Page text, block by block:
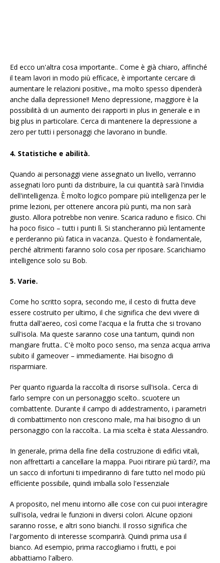
Ed ecco un'altra cosa importante.. Come è già chiaro, affinché
il team lavori in modo più efficace, è importante cercare di
aumentare le relazioni positive., ma molto spesso dipenderà
anche dalla depressione!! Meno depressione, maggiore è la
possibilità di un aumento dei rapporti in plus in generale e in
big plus in particolare. Cerca di mantenere la depressione a
zero per tutti i personaggi che lavorano in bundle.
4. Statistiche e abilità.
Quando ai personaggi viene assegnato un livello, verranno
assegnati loro punti da distribuire, la cui quantità sarà l'invidia
dell'intelligenza. È molto logico pompare più intelligenza per le
prime lezioni, per ottenere ancora più punti, ma non sarà
giusto. Allora potrebbe non venire. Scarica raduno e fisico. Chi
ha poco fisico – tutti i punti lì. Si stancheranno più lentamente
e perderanno più fatica in vacanza.. Questo è fondamentale,
perché altrimenti faranno solo cosa per riposare. Scarichiamo
intelligence solo su Bob.
5. Varie.
Come ho scritto sopra, secondo me, il cesto di frutta deve
essere costruito per ultimo, il che significa che devi vivere di
frutta dall'aereo, così come l'acqua e la frutta che si trovano
sull'isola. Ma queste saranno cose una tantum, quindi non
mangiare frutta.. C'è molto poco senso, ma senza acqua arriva
subito il gameover – immediamente. Hai bisogno di
risparmiare.
Per quanto riguarda la raccolta di risorse sull'isola.. Cerca di
farlo sempre con un personaggio scelto.. scuotere un
combattente. Durante il campo di addestramento, i parametri
di combattimento non crescono male, ma hai bisogno di un
personaggio con la raccolta.. La mia scelta è stata Alessandro.
In generale, prima della fine della costruzione di edifici vitali,
non affrettarti a cancellare la mappa. Puoi ritirare più tardi?, ma
un sacco di infortuni ti impediranno di fare tutto nel modo più
efficiente possibile, quindi imballa solo l'essenziale
A proposito, nel menu intorno alle cose con cui puoi interagire
sull'isola, vedrai le funzioni in diversi colori. Alcune opzioni
saranno rosse, e altri sono bianchi. Il rosso significa che
l'argomento di interesse scomparirà. Quindi prima usa il
bianco. Ad esempio, prima raccogliamo i frutti, e poi
abbattiamo l'albero.